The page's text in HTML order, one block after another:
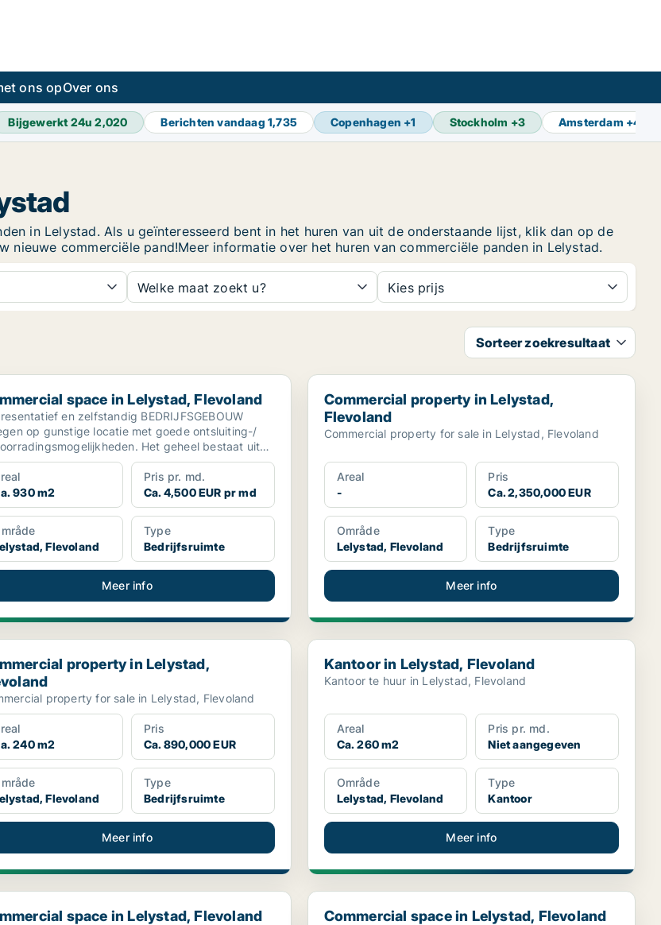
ons opOver ons
Bijgewerkt 24u2,020 Berichten vandaag1,735 Copenhagen +1 Stockholm +3 Amsterdam +4
in Lelystad. Als u geïnteresseerd bent in het huren van uit de onderstaande lijst, klik dan op de
commerciële pand!Meer informatie over het huren van commerciële panden in Lelystad.
Welke maat zoekt u? Kies prijs
Sorteer zoekresultaat
space in Lelystad, Flevoland
space in Lelystad, Flevoland
en zelfstandig BEDRIJFSGEBOUW
op gunstige locatie met goede ontsluiting-/
Het geheel bestaat uit
930 m2
Pris pr. md.
Ca. 4,500 EUR pr md
Flevoland
Type
Bedrijfsruimte
Meer info
Commercial property in Lelystad, Flevoland
Commercial property in Lelystad,
Flevoland
Commercial property for sale in Lelystad, Flevoland
Areal
-
Pris
Ca. 2,350,000 EUR
Område
Lelystad, Flevoland
Type
Bedrijfsruimte
Meer info
property in Lelystad, Flevoland
property in Lelystad,
property for sale in Lelystad, Flevoland
240 m2
Pris
Ca. 890,000 EUR
Flevoland
Type
Bedrijfsruimte
Meer info
Kantoor in Lelystad, Flevoland
Kantoor in Lelystad, Flevoland
Kantoor te huur in Lelystad, Flevoland
Areal
Ca. 260 m2
Pris pr. md.
Niet aangegeven
Område
Lelystad, Flevoland
Type
Kantoor
Meer info
space in Lelystad, Flevoland
space in Lelystad, Flevoland
Commercial space in Lelystad, Flevoland
Commercial space in Lelystad, Flevoland